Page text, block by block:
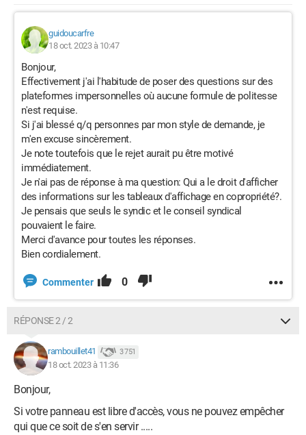
guidoucarfre
18 oct. 2023 à 10:47
Bonjour,
Effectivement j'ai l'habitude de poser des questions sur des
plateformes impersonnelles où aucune formule de politesse
n'est requise.
Si j'ai blessé q/q personnes par mon style de demande, je
m'en excuse sincèrement.
Je note toutefois que le rejet aurait pu être motivé
immédiatement.
Je n'ai pas de réponse à ma question: Qui a le droit d'afficher
des informations sur les tableaux d'affichage en copropriété?.
Je pensais que seuls le syndic et le conseil syndical
pouvaient le faire.
Merci d'avance pour toutes les réponses.
Bien cordialement.
Commenter 0
RÉPONSE 2 / 2
rambouillet41 3 751
18 oct. 2023 à 11:36
Bonjour,
Si votre panneau est libre d'accès, vous ne pouvez empêcher
qui que ce soit de s'en servir .....